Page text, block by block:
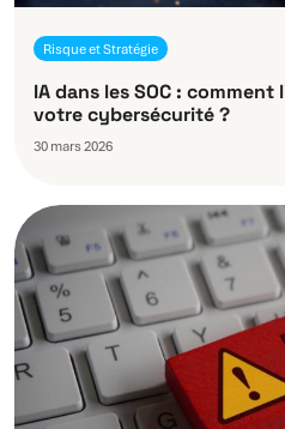
Risque et Stratégie
IA dans les SOC :
votre cybersécurité ?
30 mars 2026